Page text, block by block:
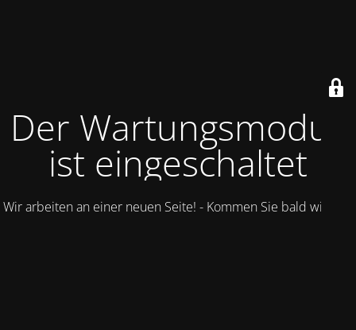
Der Wartungsmodus
ist eingeschaltet
Wir arbeiten an einer neuen Seite! - Kommen Sie bald wieder.